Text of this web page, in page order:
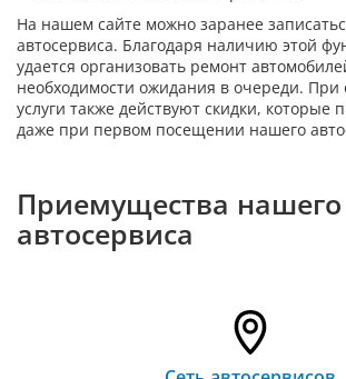
На нашем сайте можно заранее
автосервиса. Благодаря наличию этой
удается организовать ремонт
необходимости ожидания в очереди. При
услуги также действуют скидки, которые
даже при первом посещении нашего
Приемущества нашего
автосервиса